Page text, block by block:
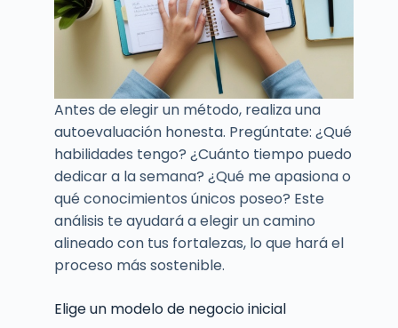
Antes de elegir un método, realiza una
autoevaluación honesta. Pregúntate: ¿Qué
habilidades tengo? ¿Cuánto tiempo puedo
dedicar a la semana? ¿Qué me apasiona o
qué conocimientos únicos poseo? Este
análisis te ayudará a elegir un camino
alineado con tus fortalezas, lo que hará el
proceso más sostenible.
Elige un modelo de negocio inicial